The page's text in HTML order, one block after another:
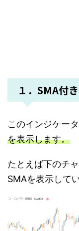
１．SMA付
このインジケータ
を表示します。
たとえば下のチ
SMAを表示して